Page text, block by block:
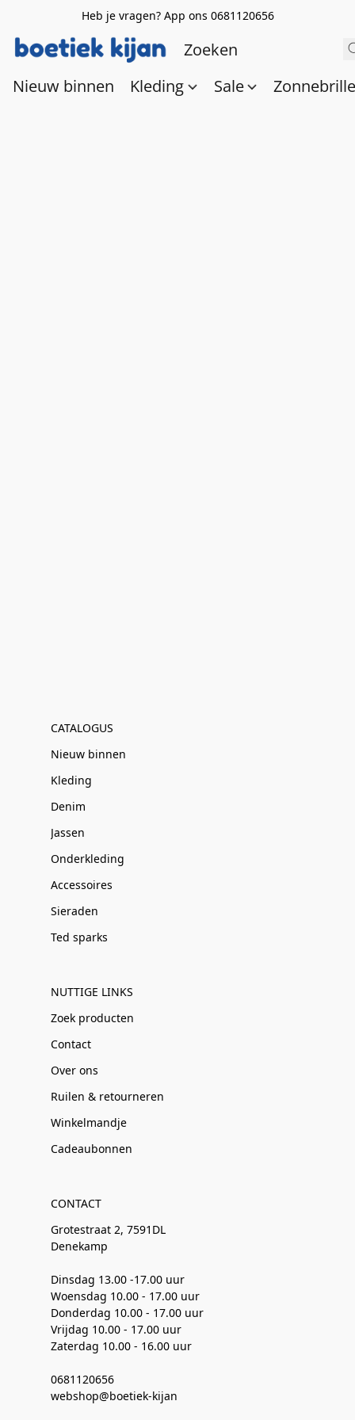
Heb je vragen? App ons 0681120656
Nieuw binnen Kleding Sale
CATALOGUS
Nieuw binnen
Kleding
Denim
Jassen
Onderkleding
Accessoires
Sieraden
Ted sparks
NUTTIGE LINKS
Zoek producten
Contact
Over ons
Ruilen & retourneren
Winkelmandje
Cadeaubonnen
CONTACT
Grotestraat 2, 7591DL
Denekamp
Dinsdag 13.00 -17.00 uur
Woensdag 10.00 - 17.00 uur
Donderdag 10.00 - 17.00 uur
Vrijdag 10.00 - 17.00 uur
Zaterdag 10.00 - 16.00 uur
0681120656
webshop@boetiek-kijan